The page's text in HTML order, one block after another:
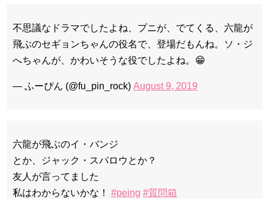
不思議なドラマでしたよね、プニが、でてくる、六龍が
飛ぶのセギョンちゃんの役名で、登場だもんね。ソ・ジ
へちゃんが、かわいそうな役でしたよね。😁
— ふーぴん (@fu_pin_rock) August 9, 2019
六龍が飛ぶのイ・バンジ
とか、ジャック・スパロウとか？
友人が言ってました
私はわからないかな！ #peing #質問箱